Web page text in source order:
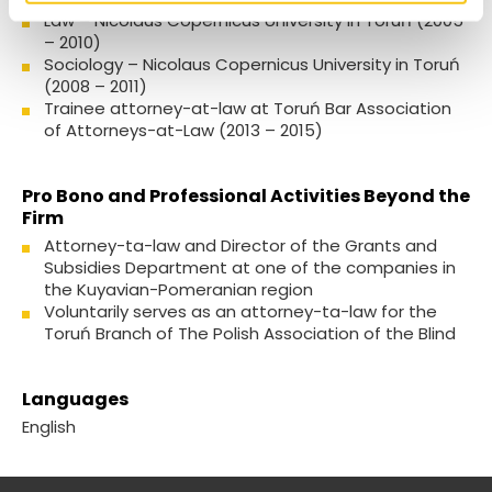
Law – Nicolaus Copernicus University in Toruń (2005
– 2010)
Sociology – Nicolaus Copernicus University in Toruń
(2008 – 2011)
Trainee attorney-at-law at Toruń Bar Association
of Attorneys-at-Law (2013 – 2015)
Pro Bono and Professional Activities Beyond the
Firm
Attorney-ta-law and Director of the Grants and
Subsidies Department at one of the companies in
the Kuyavian-Pomeranian region
Voluntarily serves as an attorney-ta-law for the
Toruń Branch of The Polish Association of the Blind
Languages
English